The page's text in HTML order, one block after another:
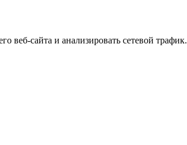
веб-сайта и анализировать сетевой трафик.